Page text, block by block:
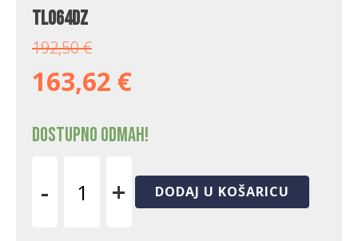
TL064DZ
192,50€
163,62 €
Dostupno odmah!
- + DODAJ U KOŠARICU